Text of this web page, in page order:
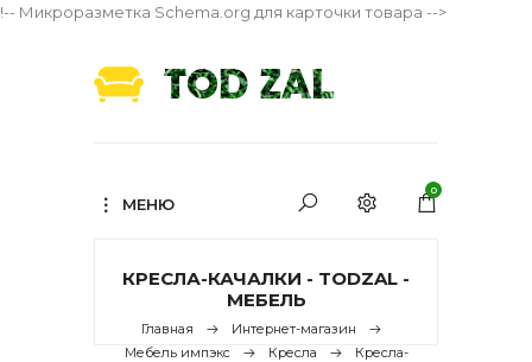
!-- Микроразметка Schema.org для карточки товара -->
МЕНЮ
0
КРЕСЛА-КАЧАЛКИ - TODZAL -
МЕБЕЛЬ
Главная
Интернет-магазин
Мебель импэкс
Кресла
Кресла-